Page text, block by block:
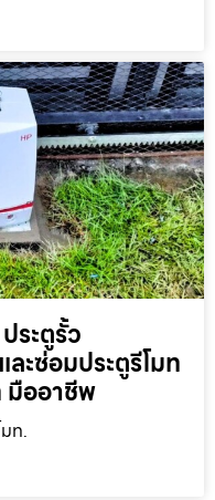
ระตูรั้ว
ะซ่อมประตูรีโมท
มืออาชีพ
ท.